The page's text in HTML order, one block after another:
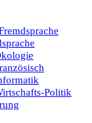
Politik